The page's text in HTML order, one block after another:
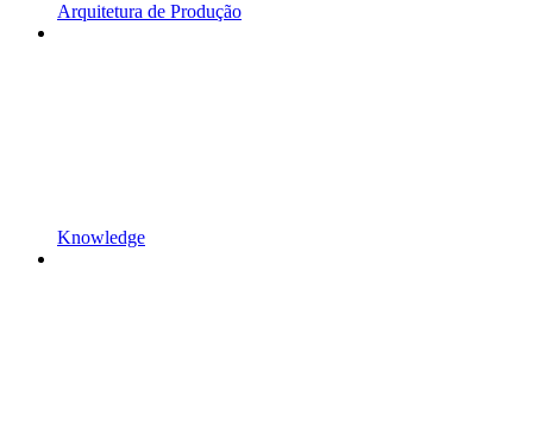
Arquitetura de Produção
Knowledge